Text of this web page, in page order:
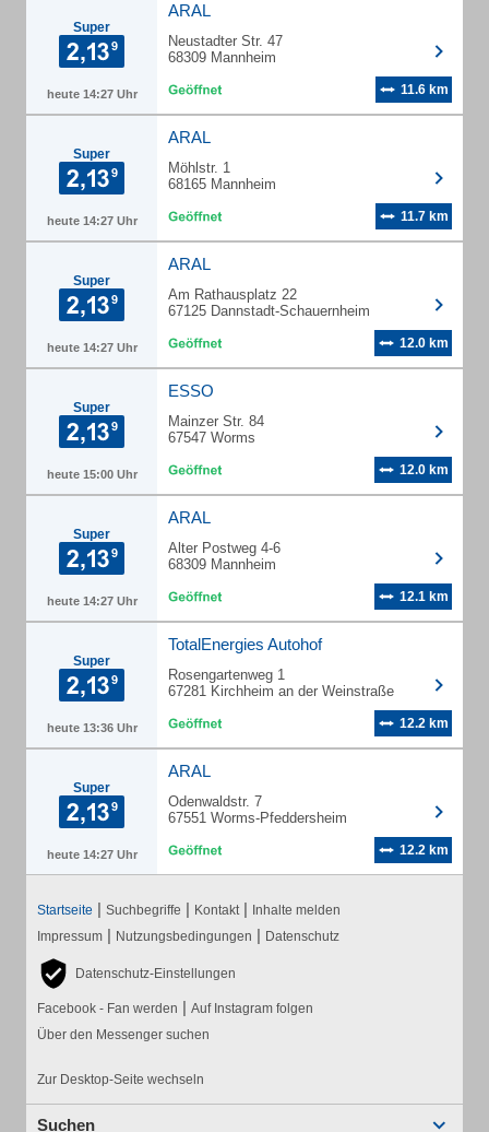
Super
heute 14:27 Uhr
ARAL
Neustadter Str. 47
68309 Mannheim
11.6 km
Super
heute 14:27 Uhr
ARAL
Möhlstr. 1
68165 Mannheim
11.7 km
Super
heute 14:27 Uhr
ARAL
Am Rathausplatz 22
67125 Dannstadt-Schauernheim
12.0 km
Super
heute 15:00 Uhr
ESSO
Mainzer Str. 84
67547 Worms
12.0 km
Super
heute 14:27 Uhr
ARAL
Alter Postweg 4-6
68309 Mannheim
12.1 km
Super
heute 13:36 Uhr
TotalEnergies Autohof
Rosengartenweg 1
67281 Kirchheim an der Weinstraße
12.2 km
Super
heute 14:27 Uhr
ARAL
Odenwaldstr. 7
67551 Worms-Pfeddersheim
12.2 km
Startseite | Suchbegriffe | Kontakt | Inhalte melden
Impressum | Nutzungsbedingungen | Datenschutz
Datenschutz-Einstellungen
Facebook - Fan werden | Auf Instagram folgen
Über den Messenger suchen
Zur Desktop-Seite wechseln
Suchen